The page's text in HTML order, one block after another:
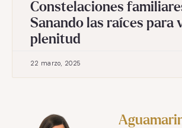
Constelaciones
Sanando las raíces para
plenitud
22 marzo, 2025